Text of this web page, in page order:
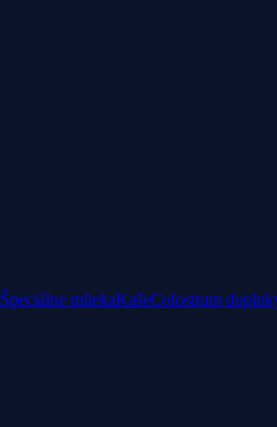
Špeciálne mliekaKašeColostrum